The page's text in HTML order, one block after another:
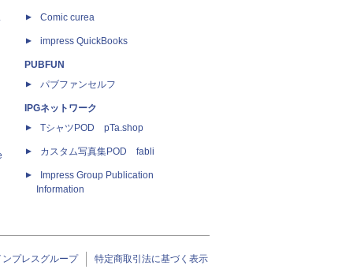
Comic curea
impress QuickBooks
PUBFUN
パブファンセルフ
IPGネットワーク
TシャツPOD pTa.shop
カスタム写真集POD fabli
Impress Group Publication
Information
ンプレスグループ 特定商取引法に基づく表示